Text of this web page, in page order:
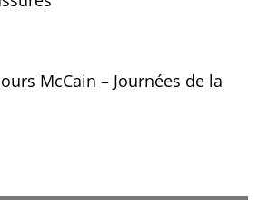
McCain – Journées de la